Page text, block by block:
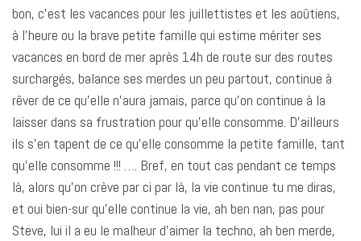
bon, c’est les vacances pour les juillettistes et les aoûtiens,
à l’heure ou la brave petite famille qui estime mériter ses
vacances en bord de mer après 14h de route sur des routes
surchargés, balance ses merdes un peu partout, continue à
rêver de ce qu’elle n’aura jamais, parce qu’on continue à la
laisser dans sa frustration pour qu’elle consomme. D’ailleurs
ils s’en tapent de ce qu’elle consomme la petite famille, tant
qu’elle consomme !!! …. Bref, en tout cas pendant ce temps
là, alors qu’on crève par ci par là, la vie continue tu me diras,
et oui bien-sur qu’elle continue la vie, ah ben nan, pas pour
Steve, lui il a eu le malheur d’aimer la techno, ah ben merde,